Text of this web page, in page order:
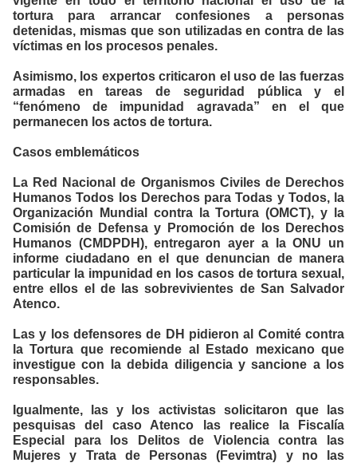
tortura para arrancar confesiones a personas
detenidas, mismas que son utilizadas en contra de las
víctimas en los procesos penales.
Asimismo, los expertos criticaron el uso de las fuerzas
armadas en tareas de seguridad pública y el
“fenómeno de impunidad agravada” en el que
permanecen los actos de tortura.
Casos emblemáticos
La Red Nacional de Organismos Civiles de Derechos
Humanos Todos los Derechos para Todas y Todos, la
Organización Mundial contra la Tortura (OMCT), y la
Comisión de Defensa y Promoción de los Derechos
Humanos (CMDPDH), entregaron ayer a la ONU un
informe ciudadano en el que denuncian de manera
particular la impunidad en los casos de tortura sexual,
entre ellos el de las sobrevivientes de San Salvador
Atenco.
Las y los defensores de DH pidieron al Comité contra
la Tortura que recomiende al Estado mexicano que
investigue con la debida diligencia y sancione a los
responsables.
Igualmente, las y los activistas solicitaron que las
pesquisas del caso Atenco las realice la Fiscalía
Especial para los Delitos de Violencia contra las
Mujeres y Trata de Personas (Fevimtra) y no las